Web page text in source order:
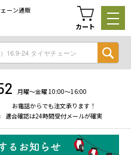
ーン通販
カート
月曜〜金曜 10:00〜16:00
お電話からでも注文承ります！
適合確認は24時間受付メールが確実